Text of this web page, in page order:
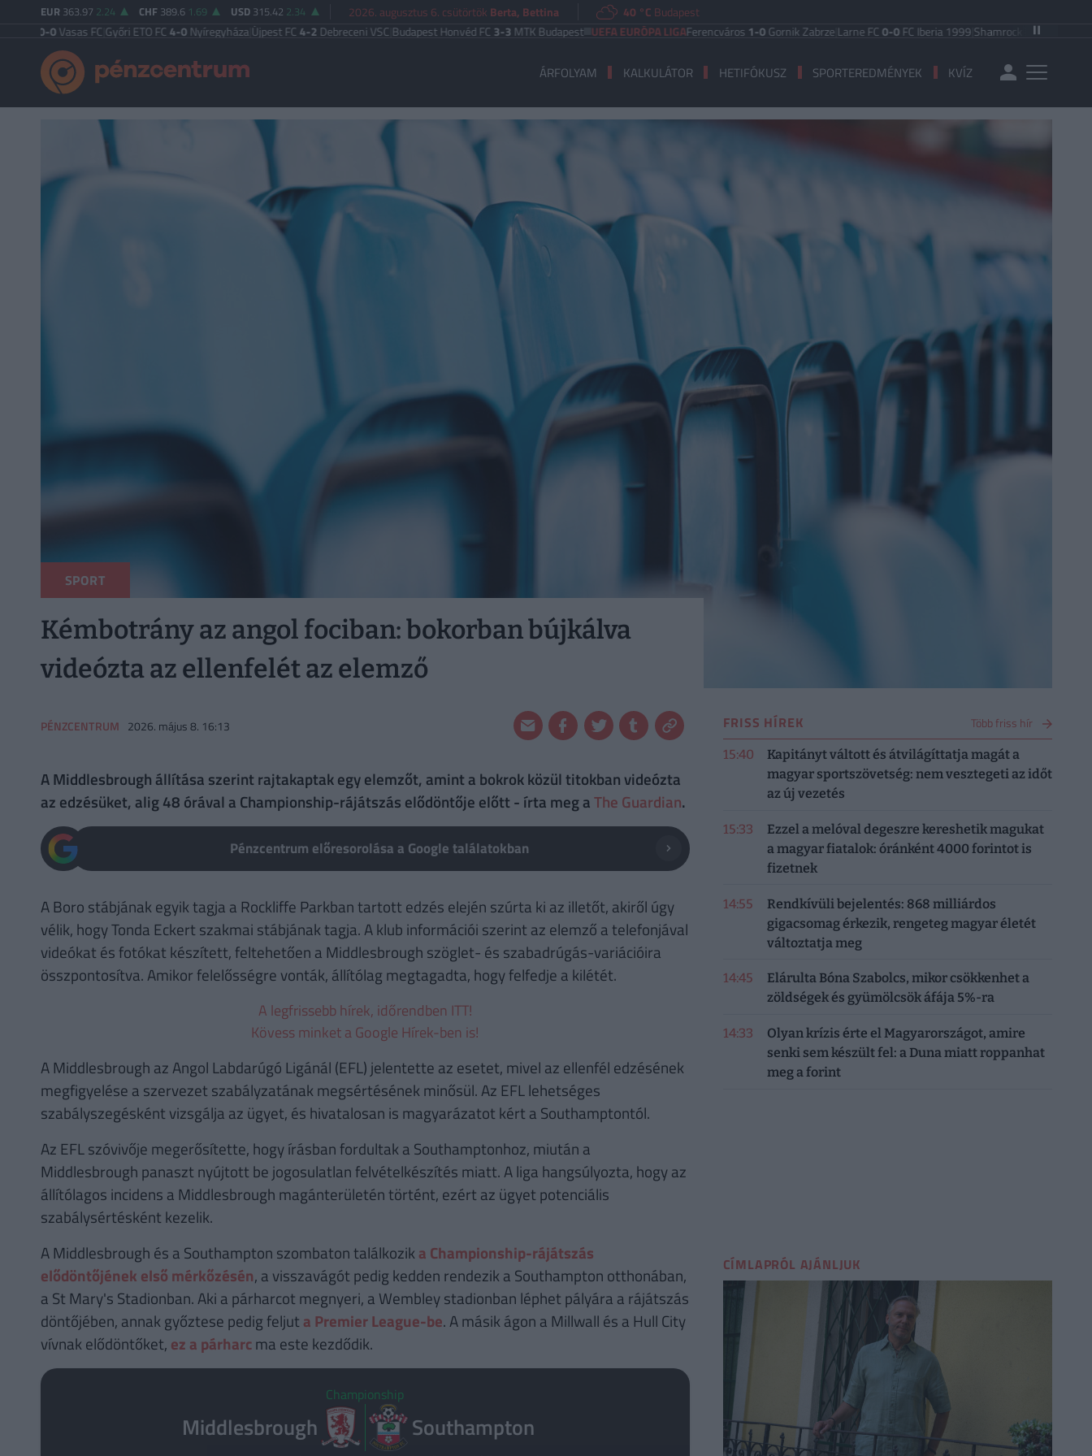
EUR 363.97 2.24 CHF 389.6 1.69 USD 315.42 2.34 2026. augusztus 6. csütörtök Berta, Bettina 40 °C Budapest
Vasas FC|Győri ETO FC4-0Nyíregyháza|Újpest FC 4-2Debreceni VSC|Budapest Honvéd FC3-3MTK Budapest UEFA EURÓPA LIGAFerencváros1-0Gornik Zabrze|Larne FC0-0FC Iberia 1999|Shamrock Rovers3-1 Egnatia
ÁRFOLYAM KALKULÁTOR HETIFÓKUSZ SPORTEREDMÉNYEK KVÍZ
SPORT
Kémbotrány az angol fociban: bokorban bújkálva
videózta az ellenfelét az elemző
PÉNZCENTRUM 2026. május 8. 16:13
A Middlesbrough állítása szerint rajtakaptak egy elemzőt, amint a bokrok közül titokban videózta
az edzésüket, alig 48 órával a Championship-rájátszás elődöntője előtt - írta meg aThe Guardian.
Pénzcentrum előresorolása a Google találatokban
A Boro stábjának egyik tagja a Rockliffe Parkban tartott edzés elején szúrta ki az illetőt, akiről úgy
vélik, hogy Tonda Eckert szakmai stábjának tagja. A klub információi szerint az elemző a telefonjával
videókat és fotókat készített, feltehetően a Middlesbrough szöglet- és szabadrúgás-variációira
összpontosítva. Amikor felelősségre vonták, állítólag megtagadta, hogy felfedje a kilétét.
A legfrissebb hírek, időrendben ITT!
Kövess minket a Google Hírek-ben is!
A Middlesbrough az Angol Labdarúgó Ligánál (EFL) jelentette az esetet, mivel az ellenfél edzésének
megfigyelése a szervezet szabályzatának megsértésének minősül. Az EFL lehetséges
szabályszegésként vizsgálja az ügyet, és hivatalosan is magyarázatot kért a Southamptontól.
Az EFL szóvivője megerősítette, hogy írásban fordultak a Southamptonhoz, miután a
Middlesbrough panaszt nyújtott be jogosulatlan felvételkészítés miatt. A liga hangsúlyozta, hogy az
állítólagos incidens a Middlesbrough magánterületén történt, ezért az ügyet potenciális
szabálysértésként kezelik.
A Middlesbrough és a Southampton szombaton találkozika Championship-rájátszás
elődöntőjének első mérkőzésén, a visszavágót pedig kedden rendezik a Southampton otthonában,
a St Mary's Stadionban. Aki a párharcot megnyeri, a Wembley stadionban léphet pályára a rájátszás
döntőjében, annak győztese pedig feljuta Premier League-be. A másik ágon a Millwall és a Hull City
vívnak elődöntőket, ez a párharcma este kezdődik.
Championship
Middlesbrough Southampton
FRISS HÍREK Több friss hír
15:40
Kapitányt váltott és átvilágíttatja magát a
magyar sportszövetség: nem vesztegeti az időt
az új vezetés
15:33
Ezzel a melóval degeszre kereshetik magukat
a magyar fiatalok: óránként 4000 forintot is
fizetnek
14:55
Rendkívüli bejelentés: 868 milliárdos
gigacsomag érkezik, rengeteg magyar életét
változtatja meg
14:45
Elárulta Bóna Szabolcs, mikor csökkenhet a
zöldségek és gyümölcsök áfája 5%-ra
14:33
Olyan krízis érte el Magyarországot, amire
senki sem készült fel: a Duna miatt roppanhat
meg a forint
CÍMLAPRÓL AJÁNLJUK